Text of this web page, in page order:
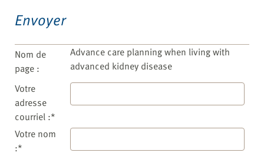
Envoyer
Nom de
page :
Advance care planning when living with
advanced kidney disease
Votre
adresse
courriel :*
Votre nom
:*